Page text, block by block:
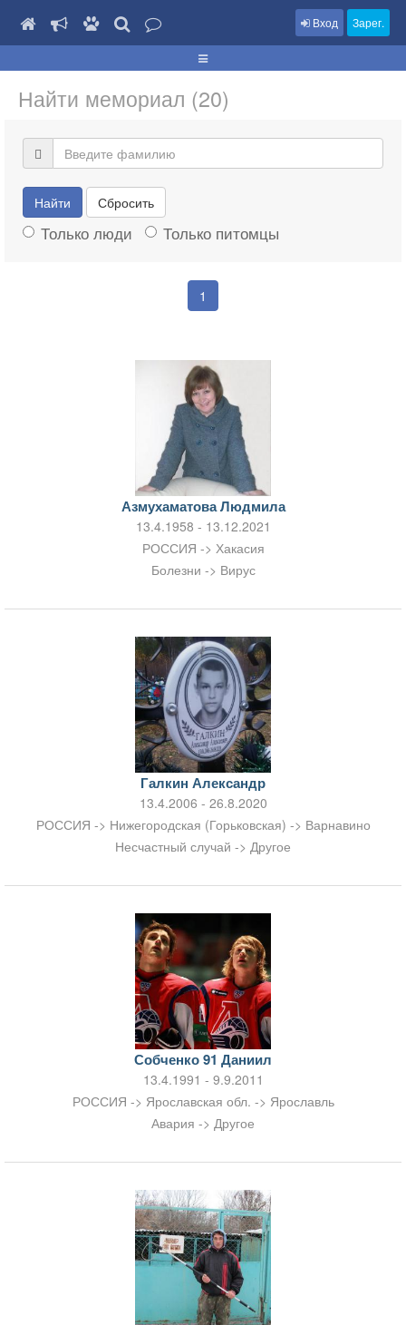
Вход Зарег.
Найти мемориал (20)
Найти Сбросить
Только люди Только питомцы
1
Азмухаматова Людмила
13.4.1958 - 13.12.2021
РОССИЯ -> Хакасия
Болезни -> Вирус
Галкин Александр
13.4.2006 - 26.8.2020
РОССИЯ -> Нижегородская (Горьковская) -> Варнавино
Несчастный случай -> Другое
Собченко 91 Даниил
13.4.1991 - 9.9.2011
РОССИЯ -> Ярославская обл. -> Ярославль
Авария -> Другое